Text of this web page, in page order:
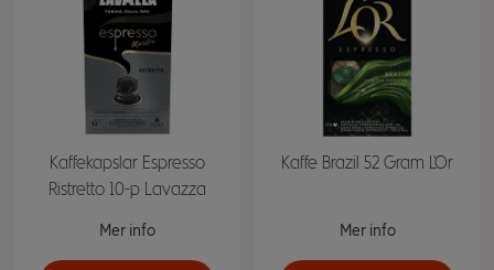
Kaffekapslar Espresso
Ristretto 10-p Lavazza
Mer info
Kaffe Brazil 52 Gram L'Or
Mer info